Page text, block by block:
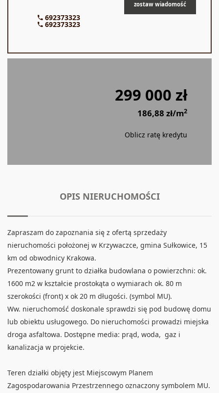
692373323
692373323
zostaw wiadomość
299 000 zł
186,88 zł/m2
Oblicz ratę kredytu
OPIS NIERUCHOMOŚCI
Zapraszam do zapoznania się z ofertą sprzedaży
nieruchomości położonej w Krzywaczce, gmina Sułkowice, 15
km od obwodnicy Krakowa.
Prezentowany grunt to działka budowlana o powierzchni: ok.
1600 m2 w kształcie prostokąta o wymiarach ok. 80 m
szerokości (front) x ok 20 m długości. (symbol MU).
Ww. nieruchomość doskonale sprawdzi się pod budowę domu
lub obiektu usługowego. Do nieruchomości prowadzi miejska
droga asfaltowa. Dostępne media: prąd, woda, gaz i
kanalizacja w projekcie.
Teren działki objęty jest Miejscowym Planem
Zagospodarowania Przestrzennego oznaczony symbolem MU.